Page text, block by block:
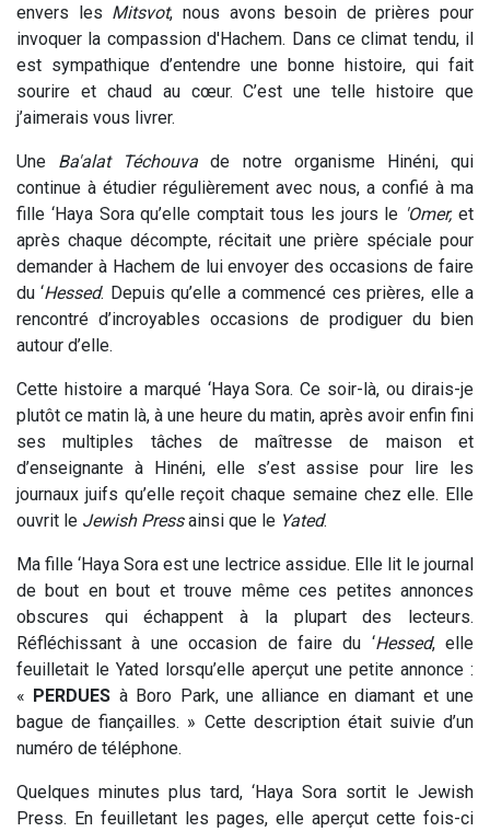
envers les Mitsvot, nous avons besoin de prières pour
invoquer la compassion d'Hachem. Dans ce climat tendu, il
est sympathique d’entendre une bonne histoire, qui fait
sourire et chaud au cœur. C’est une telle histoire que
j’aimerais vous livrer.
Une Ba'alat Téchouva de notre organisme Hinéni, qui
continue à étudier régulièrement avec nous, a confié à ma
fille ‘Haya Sora qu’elle comptait tous les jours le 'Omer,et
après chaque décompte, récitait une prière spéciale pour
demander à Hachem de lui envoyer des occasions de faire
du ‘Hessed. Depuis qu’elle a commencé ces prières, elle a
rencontré d’incroyables occasions de prodiguer du bien
autour d’elle.
Cette histoire a marqué ‘Haya Sora. Ce soir-là, ou dirais-je
plutôt ce matin là, à une heure du matin, après avoir enfin fini
ses multiples tâches de maîtresse de maison et
d’enseignante à Hinéni, elle s’est assise pour lire les
journaux juifs qu’elle reçoit chaque semaine chez elle. Elle
ouvrit le Jewish Pressainsi que le Yated.
Ma fille ‘Haya Sora est une lectrice assidue. Elle lit le journal
de bout en bout et trouve même ces petites annonces
obscures qui échappent à la plupart des lecteurs.
Réfléchissant à une occasion de faire du ‘Hessed, elle
feuilletait le Yated lorsqu’elle aperçut une petite annonce :
« PERDUES à Boro Park, une alliance en diamant et une
bague de fiançailles. » Cette description était suivie d’un
numéro de téléphone.
Quelques minutes plus tard, ‘Haya Sora sortit le Jewish
Press. En feuilletant les pages, elle aperçut cette fois-ci